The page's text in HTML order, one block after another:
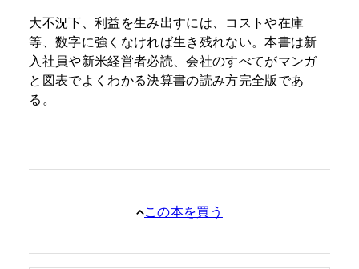
大不況下、利益を生み出すには、コストや在庫
等、数字に強くなければ生き残れない。本書は新
入社員や新米経営者必読、会社のすべてがマンガ
と図表でよくわかる決算書の読み方完全版であ
る。
この本を買う